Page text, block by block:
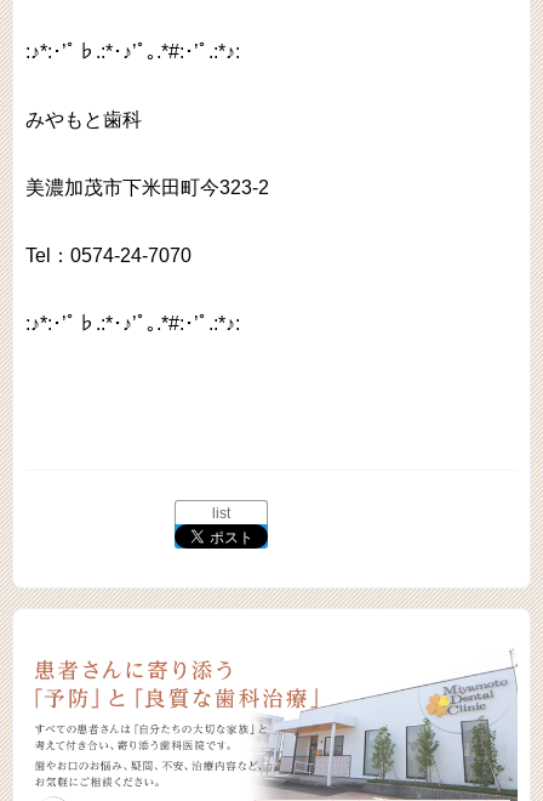
:♪*:･’ﾟ♭.:*･♪’ﾟ｡.*#:･’ﾟ.:*♪:
みやもと歯科
美濃加茂市下米田町今323-2
Tel：0574-24-7070
:♪*:･’ﾟ♭.:*･♪’ﾟ｡.*#:･’ﾟ.:*♪:
list